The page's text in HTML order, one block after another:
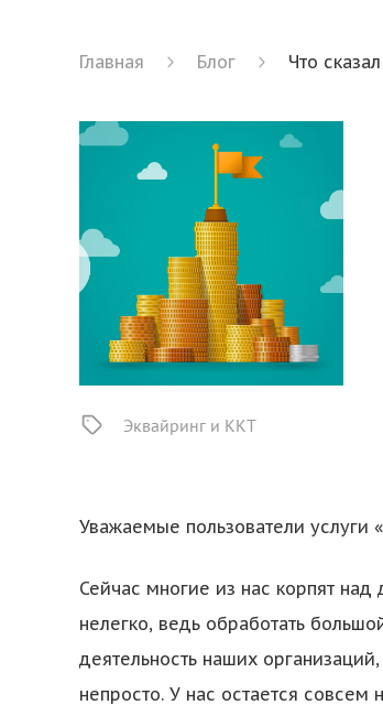
Главная Блог Что
Эквайринг и ККТ
Уважаемые пользователи услуги «
Сейчас многие из нас корпят
нелегко, ведь обработать
деятельность наших
непросто. У нас остается